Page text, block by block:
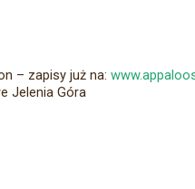
– zapisy już na:
Jelenia Góra